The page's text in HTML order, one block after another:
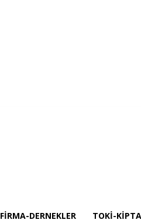
FIRMA-DERNEKLER TOKİ-